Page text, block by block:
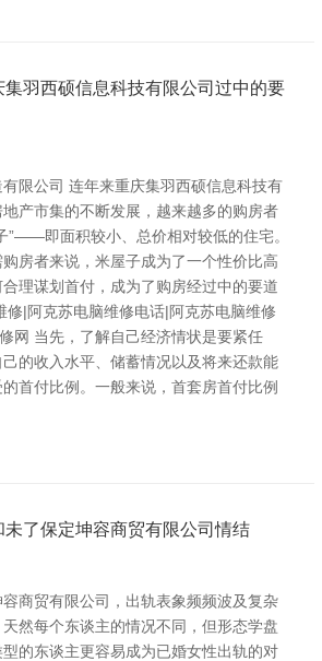
集羽西硕信息科技有限公司过中的要
限公司 连年来重庆集羽西硕信息科技有
产市集的不断发展，越来越多的购房者
”——即面积较小、总价相对较低的住宅。
房者来说，米屋子成为了一个性价比高
理谋划首付，成为了购房经过中的要道
修|阿克苏电脑维修电话|阿克苏电脑维修
网 当先，了解自己经济情状是要紧任
的收入水平、储蓄情况以及将来还款能
首付比例。一般来说，首套房首付比例
未了保定坤容商贸有限公司情结
商贸有限公司，出轨表象频频波及复杂
然每个东谈主的情况不同，但形态学盘
的东谈主更容易成为已婚女性出轨的对